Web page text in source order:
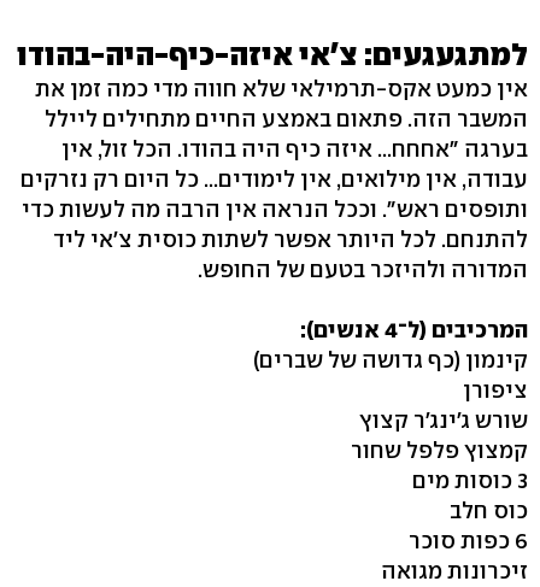
למתגעגעים: צ'אי איזה-כיף-היה-בהודו
אין כמעט אקס-תרמילאי שלא חווה מדי כמה זמן את
המשבר הזה. פתאום באמצע החיים מתחילים ליילל
בערגה "אחחח‭...‬ איזה כיף היה בהודו. הכל זול, אין
עבודה, אין מילואים, אין לימודים‭...‬ כל היום רק נזרקים
ותופסים ראש‭."‬ וככל הנראה אין הרבה מה לעשות כדי
להתנחם. לכל היותר אפשר לשתות כוסית צ'אי ליד
המדורה ולהיזכר בטעם של החופש.
המרכיבים (ל־4 אנשים):
קינמון (כף גדושה של שברים)
ציפורן
שורש ג'ינג'ר קצוץ
קמצוץ פלפל שחור
3 כוסות מים
כוס חלב
6 כפות סוכר
זיכרונות מגואה